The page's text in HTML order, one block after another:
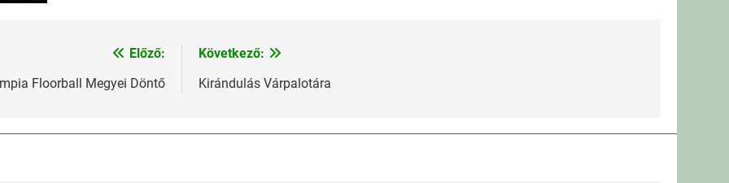
Előző:
Floorball Megyei Döntő
Következő:
Kirándulás Várpalotára